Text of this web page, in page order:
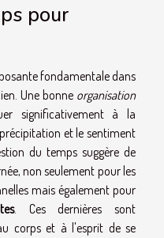
pour
fondamentale dans
Une bonne organisation
significativement à la
et le sentiment
du temps suggère de
non seulement pour les
mais également pour
. Ces dernières sont
corps et à l'esprit de se